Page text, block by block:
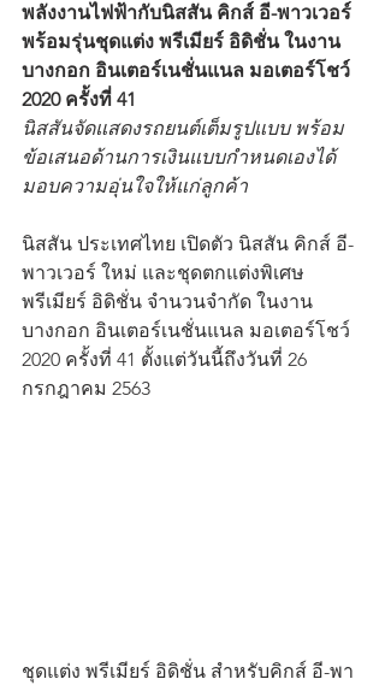
พลังงานไฟฟ้ากับนิสสัน คิกส์ อี-พาวเวอร์
พร้อมรุ่นชุดแต่ง พรีเมียร์ อิดิชั่น ในงาน
บางกอก อินเตอร์เนชั่นแนล มอเตอร์โชว์
2020 ครั้งที่ 41
นิสสันจัดแสดงรถยนต์เต็มรูปแบบ พร้อม
ข้อเสนอด้านการเงินแบบกำหนดเองได้
มอบความอุ่นใจให้แก่ลูกค้า
นิสสัน ประเทศไทย เปิดตัว นิสสัน คิกส์ อี-
พาวเวอร์ ใหม่ และชุดตกแต่งพิเศษ
พรีเมียร์ อิดิชั่น จำนวนจำกัด ในงาน
บางกอก อินเตอร์เนชั่นแนล มอเตอร์โชว์
2020 ครั้งที่ 41 ตั้งแต่วันนี้ถึงวันที่ 26
กรกฎาคม 2563
ชุดแต่ง พรีเมียร์ อิดิชั่น สำหรับคิกส์ อี-พา